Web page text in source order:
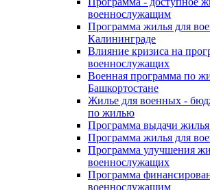
военнослужащим
Программа жилья для
Калининграде
Влияние кризиса на
военнослужащих
Военная программа по
Башкортостане
Жилье для военных -
по жилью
Программа выдачи
Программа жилья для
Программа улучшения
военнослужащих
Программа
военнослужащим